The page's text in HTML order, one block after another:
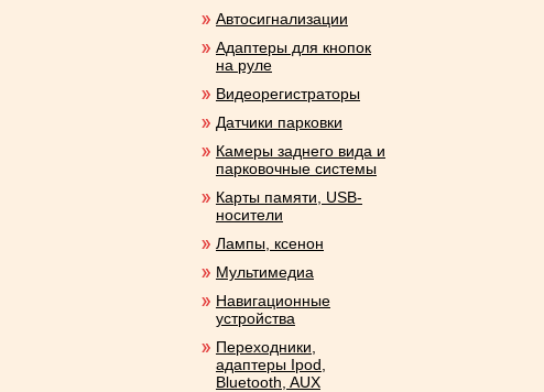
Автосигнализации
Адаптеры для кнопок
на руле
Видеорегистраторы
Датчики парковки
Камеры заднего вида и
парковочные системы
Карты памяти, USB-
носители
Лампы, ксенон
Мультимедиа
Навигационные
устройства
Переходники,
адаптеры Ipod,
Bluetooth, AUX